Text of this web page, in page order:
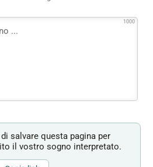
1000
salvare questa pagina per
il vostro sogno interpretato.